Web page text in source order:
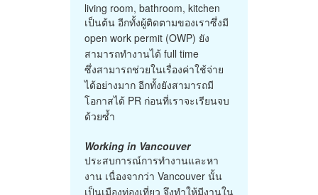
living room, bathroom, kitchen
เป็นต้น อีกทั้งผู้ติดตามของเราซึ่งมี
open work permit (OWP) ยัง
สามารถทำงานได้ full time
ซึ่งสามารถช่วยในเรื่องค่าใช้จ่าย
ได้อย่างมาก อีกทั้งยังสามารถมี
โอกาสได้ PR ก่อนที่เราจะเรียนจบ
ด้วยซ้ำ
Working in Vancouver
ประสบการณ์การทำงานและหา
งาน เนื่องจากว่า Vancouver นั้น
เป็นเมืองท่องเที่ยว จึงทำให้มีงานใน